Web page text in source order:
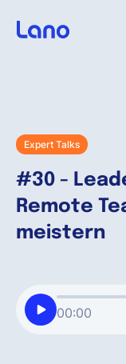
Expert Talks
#30 -
Remote
meistern
00:00
Warum Lano?
Preise
Ressourcen